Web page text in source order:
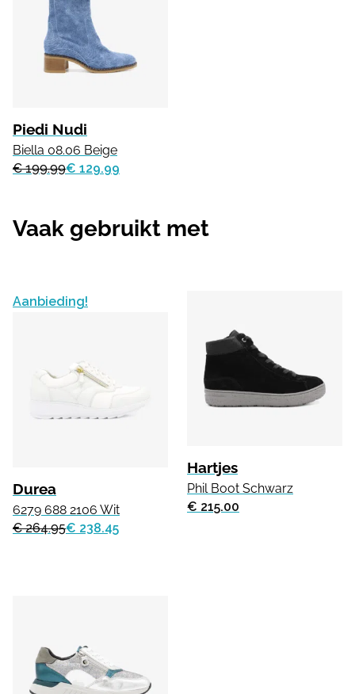
Piedi Nudi
Biella 08.06 Beige
€ 199.99€ 129.99
Vaak gebruikt met
Aanbieding!
Durea
6279 688 2106 Wit
€ 264.95€ 238.45
Hartjes
Phil Boot Schwarz
€ 215.00